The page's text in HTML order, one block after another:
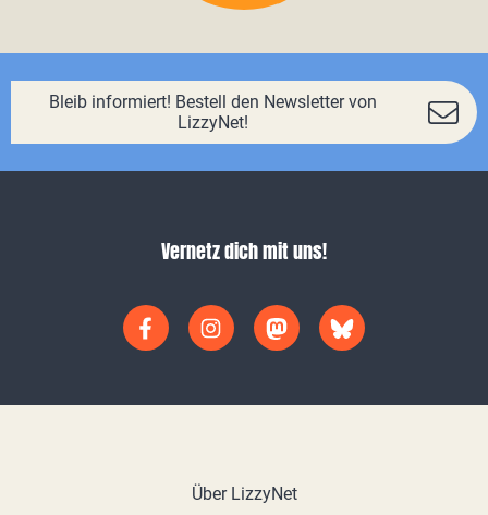
Bleib informiert! Bestell den Newsletter von
LizzyNet!
Vernetz dich mit uns!
Über LizzyNet